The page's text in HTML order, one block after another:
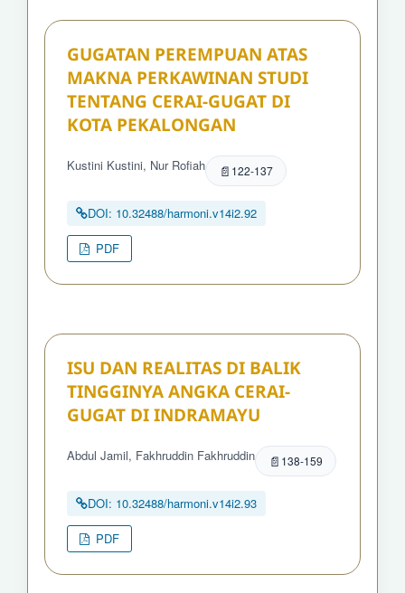
GUGATAN PEREMPUAN ATAS
MAKNA PERKAWINAN STUDI
TENTANG CERAI-GUGAT DI
KOTA PEKALONGAN
Kustini Kustini, Nur Rofiah 122-137
DOI: 10.32488/harmoni.v14i2.92
PDF
ISU DAN REALITAS DI BALIK
TINGGINYA ANGKA CERAI-
GUGAT DI INDRAMAYU
Abdul Jamil, Fakhruddin Fakhruddin 138-159
DOI: 10.32488/harmoni.v14i2.93
PDF